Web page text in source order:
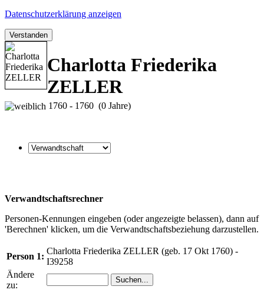
Datenschutzerklärung anzeigen
Verstanden
Charlotta Friederika
ZELLER
1760 - 1760 (0 Jahre)
Verwandtschaftsrechner
Personen-Kennungen eingeben (oder angezeigte belassen), dann auf
'Berechnen' klicken, um die Verwandtschaftsbeziehung darzustellen.
Person 1:
Charlotta Friederika ZELLER (geb. 17 Okt 1760) -
I39258
Ändere
zu: